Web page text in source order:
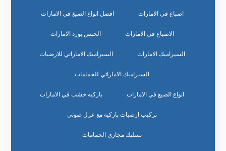
اصباغ في الامارات افضل انواع الصبغ في الامارات
الاصباغ في الامارات الجبس بورد الامارات
السيراميك الامارات السيراميك الاماراتي للارضيات
السيراميك الاماراتي للحمامات
انواع الصبغ في الامارات باركيه خشب في الامارات
تركيب ارضيات باركية مع عزل صوتي
تسليك مجاري الحمامات